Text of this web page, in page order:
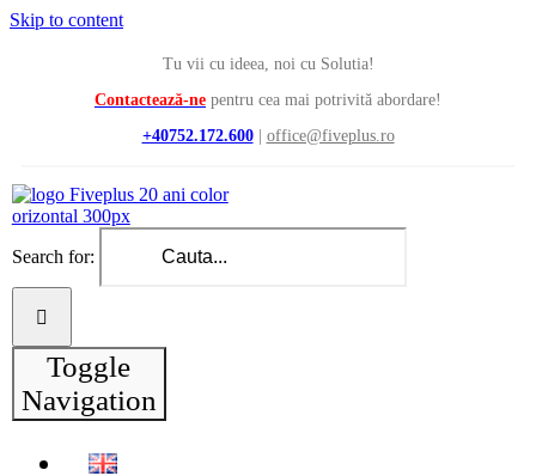
Skip to content
Tu vii cu ideea, noi cu Solutia!
Contactează-ne pentru cea mai potrivită abordare!
+40752.172.600| office@fiveplus.ro
Search for:
Toggle
Navigation